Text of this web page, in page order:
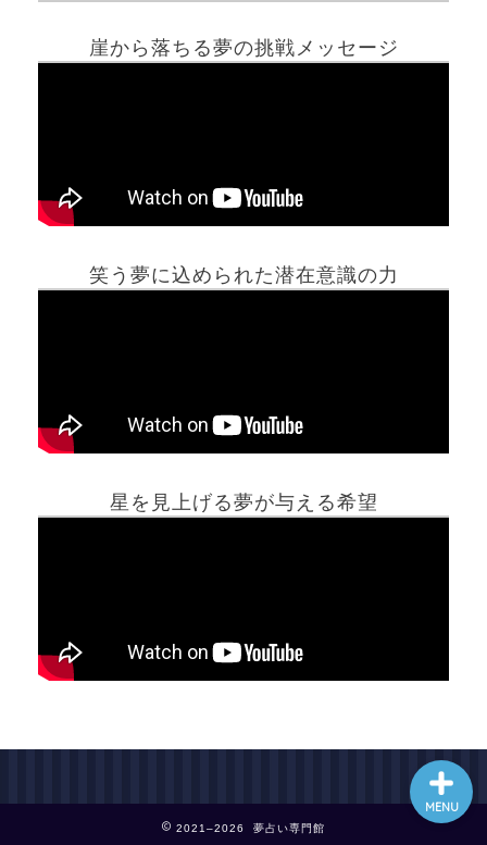
崖から落ちる夢の挑戦メッセージ
笑う夢に込められた潜在意識の力
星を見上げる夢が与える希望
2021–2026 夢占い専門館
MENU
ホーム
最新記事動画